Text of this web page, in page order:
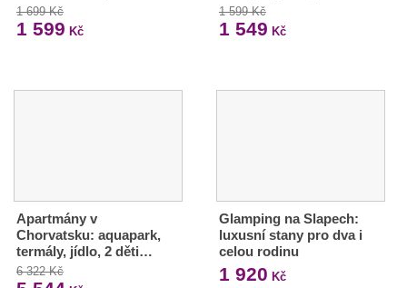
1 699 Kč
1 599 Kč
1 599 Kč
1 549 Kč
Apartmány v
Chorvatsku: aquapark,
termály, jídlo, 2 děti…
6 322 Kč
Glamping na Slapech:
luxusní stany pro dva i
celou rodinu
1 920 Kč